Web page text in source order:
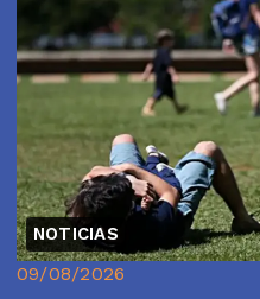
NOTICIAS
09/08/2026